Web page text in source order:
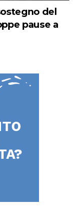
del
pause a